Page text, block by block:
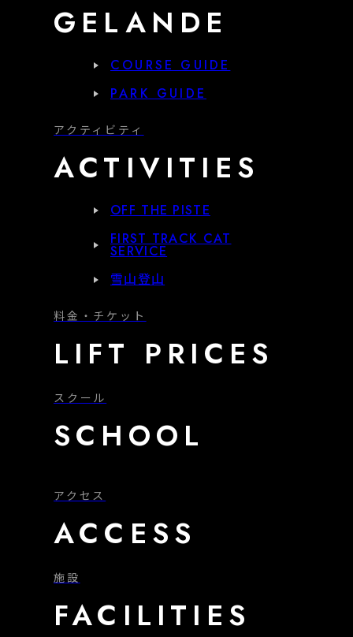
GELANDE
COURSE GUIDE
PARK GUIDE
アクティビティ
ACTIVITIES
OFF THE PISTE
FIRST TRACK CAT
SERVICE
雪山登山
料金・チケット
LIFT PRICES
スクール
SCHOOL
アクセス
ACCESS
施設
FACILITIES